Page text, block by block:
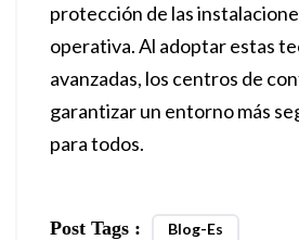
protección de las
operativa. Al adoptar estas
avanzadas, los centros de
garantizar un entorno más
para todos.
Post Tags : Blog-Es